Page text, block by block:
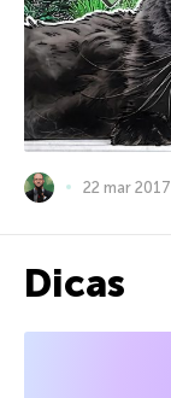
22 mar 2017
Dicas